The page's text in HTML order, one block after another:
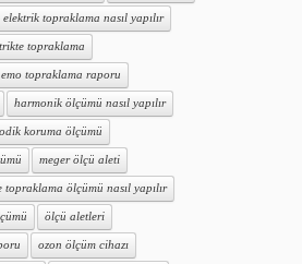
elektrik topraklama nasıl yapılır
topraklama
emo topraklama raporu
harmonik ölçümü nasıl yapılır
koruma ölçümü
meger ölçü aleti
topraklama ölçümü nasıl yapılır
ölçü aletleri
ozon ölçüm cihazı